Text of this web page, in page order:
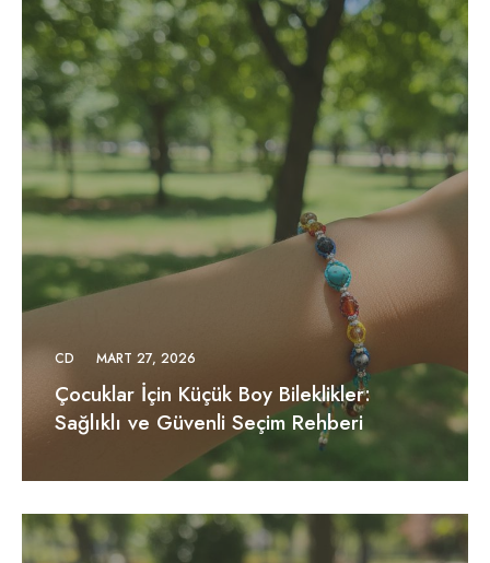
CD MART 27, 2026
Çocuklar İçin Küçük Boy Bileklikler:
Sağlıklı ve Güvenli Seçim Rehberi